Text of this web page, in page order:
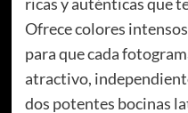
Ofrece colores
para que cada
atractivo,
dos potentes bocinas